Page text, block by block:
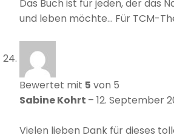
Das Buch ist für jeden, der das
und leben möchte… Für TCM-
Bewertet mit 5 von 5
Sabine Kohrt – 12. September
Vielen lieben Dank für dieses